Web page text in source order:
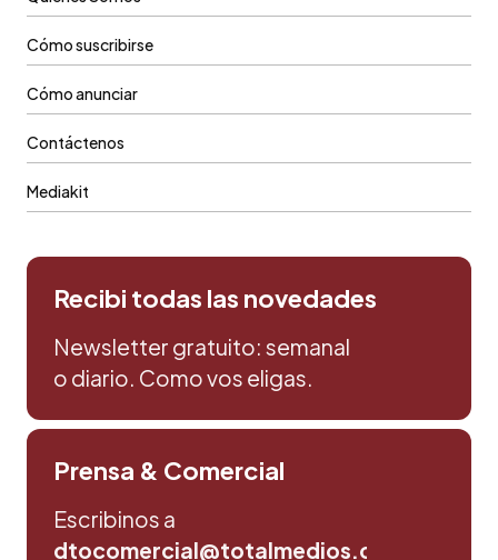
Cómo suscribirse
Cómo anunciar
Contáctenos
Mediakit
Recibi todas las novedades
Newsletter gratuito: semanal
o diario. Como vos eligas.
Prensa & Comercial
Escribinos a
dtocomercial@totalmedios.com